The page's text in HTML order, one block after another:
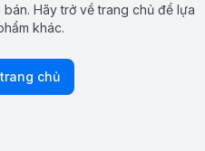
Hãy trở về trang chủ để lựa
khác.
chủ